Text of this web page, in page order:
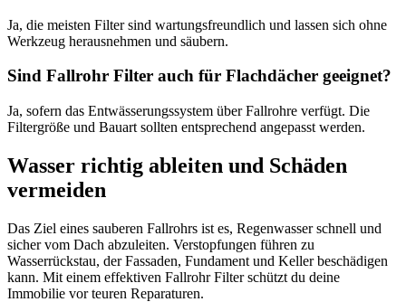
Ja, die meisten Filter sind wartungsfreundlich und lassen sich ohne
Werkzeug herausnehmen und säubern.
Sind Fallrohr Filter auch für Flachdächer geeignet?
Ja, sofern das Entwässerungssystem über Fallrohre verfügt. Die
Filtergröße und Bauart sollten entsprechend angepasst werden.
Wasser richtig ableiten und Schäden
vermeiden
Das Ziel eines sauberen Fallrohrs ist es, Regenwasser schnell und
sicher vom Dach abzuleiten. Verstopfungen führen zu
Wasserrückstau, der Fassaden, Fundament und Keller beschädigen
kann. Mit einem effektiven Fallrohr Filter schützt du deine
Immobilie vor teuren Reparaturen.